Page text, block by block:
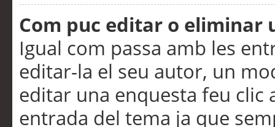
Com puc editar o eliminar
Igual com passa amb les
editar-la el seu autor, un
editar una enquesta feu clic
entrada del tema ja que